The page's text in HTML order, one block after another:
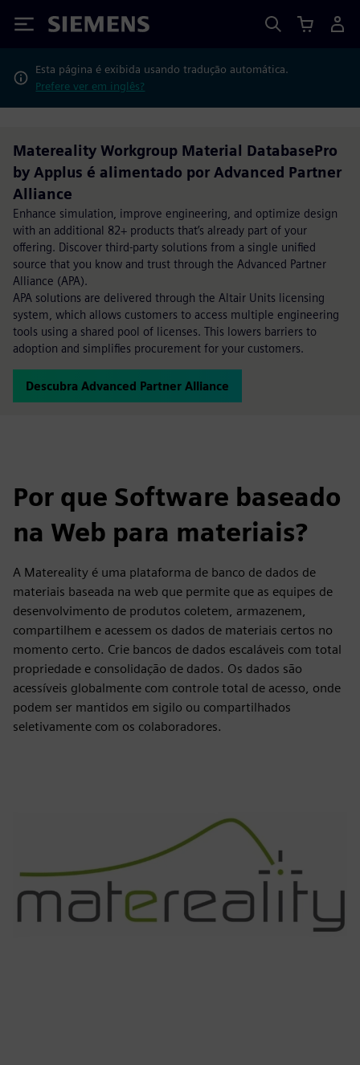
Siemens
Esta página é exibida usando tradução automática.
Prefere ver em inglês?
Matereality Workgroup Material DatabasePro
by Applus é alimentado por Advanced Partner
Alliance
Enhance simulation, improve engineering, and optimize design
with an additional 82+ products that’s already part of your
offering. Discover third-party solutions from a single unified
source that you know and trust through the Advanced Partner
Alliance (APA).
APA solutions are delivered through the Altair Units licensing
system, which allows customers to access multiple engineering
tools using a shared pool of licenses. This lowers barriers to
adoption and simplifies procurement for your customers.
Descubra Advanced Partner Alliance
Por que Software baseado
na Web para materiais?
A Matereality é uma plataforma de banco de dados de
materiais baseada na web que permite que as equipes de
desenvolvimento de produtos coletem, armazenem,
compartilhem e acessem os dados de materiais certos no
momento certo. Crie bancos de dados escaláveis com total
propriedade e consolidação de dados. Os dados são
acessíveis globalmente com controle total de acesso, onde
podem ser mantidos em sigilo ou compartilhados
seletivamente com os colaboradores.